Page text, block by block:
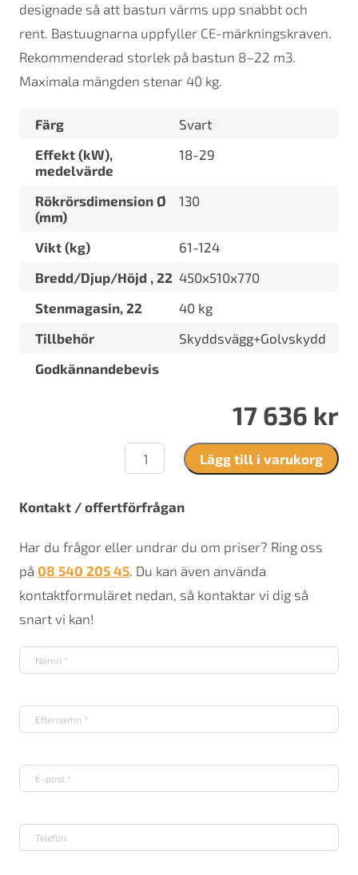
designade så att bastun värms upp snabbt och
rent. Bastuugnarna uppfyller CE-märkningskraven.
Rekommenderad storlek på bastun 8–22 m3.
Maximala mängden stenar 40 kg.
Färg
Svart
Effekt (kW),
medelvärde
18-29
Rökrörsdimension Ø
(mm)
130
Vikt (kg)
61-124
Bredd/Djup/Höjd , 22 450x510x770
Stenmagasin, 22
40 kg
Tillbehör
Skyddsvägg+Golvskydd
Godkännandebevis
17 636 kr
Harvia
Lägg till i varukorg
Kontakt / offertförfrågan
Har du frågor eller undrar du om priser? Ring oss
på 08 540 205 45. Du kan även använda
kontaktformuläret nedan, så kontaktar vi dig så
snart vi kan!